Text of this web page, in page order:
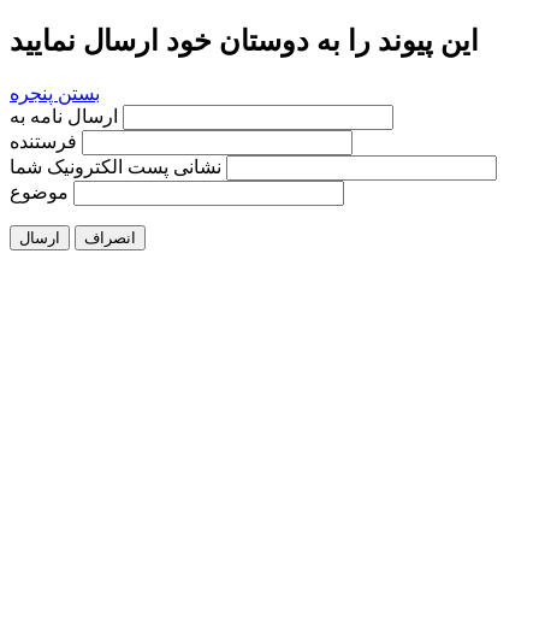
این پیوند را به دوستان خود ارسال نمایید
بستن پنجره
فرستنده
نشانی پست الکترونیک شما
موضوع
ارسال انصراف